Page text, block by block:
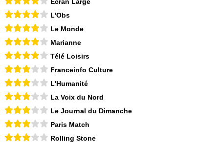
L'Obs
Le Monde
Marianne
Télé Loisirs
Franceinfo Culture
L'Humanité
La Voix du Nord
Le Journal du Dimanche
Paris Match
Rolling Stone